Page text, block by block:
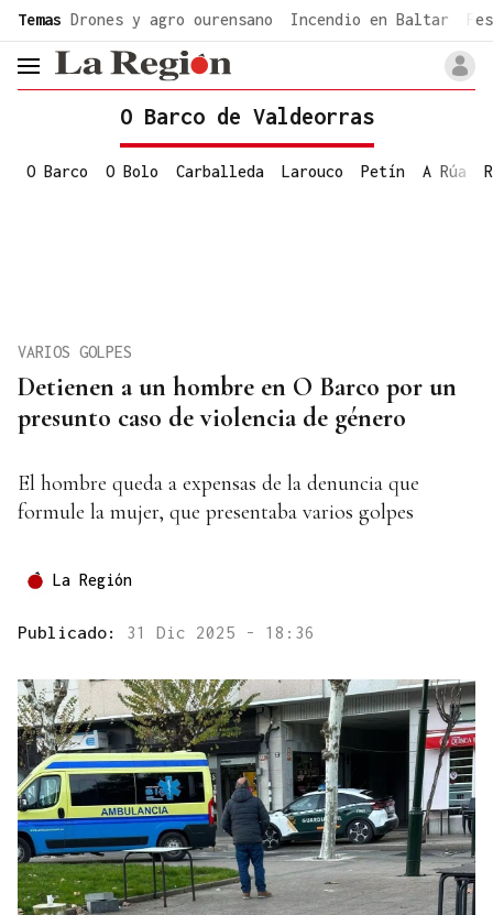
Temas Drones y agro ourensano Incendio en Baltar
header.menu.open
O Barco de Valdeorras
O Barco O Bolo Carballeda Larouco Petín A Rúa
Detienen a un hombre en O Barco por un
presunto caso de violencia de género
VARIOS GOLPES
El hombre queda a expensas de la denuncia que
formule la mujer, que presentaba varios golpes
La Región
Publicado: 31 Dic 2025 - 18:36